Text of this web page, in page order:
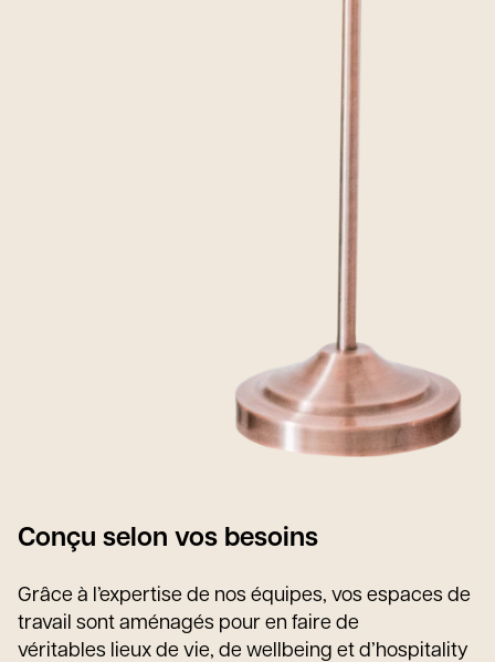
Conçu selon vos besoins
Grâce à l’expertise de nos équipes, vos espaces de
travail sont aménagés pour en faire de
véritables lieux de vie, de wellbeing et d’hospitality